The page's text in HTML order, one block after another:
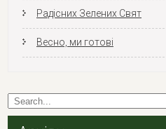
Радісних Зелених Свят
Весно, ми готові